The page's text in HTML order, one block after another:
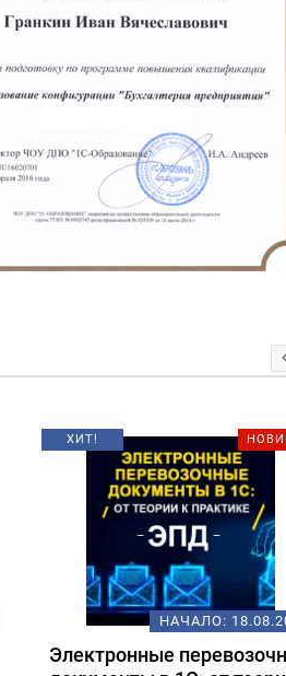
ХИТ!
НАЧАЛО:
Электронные